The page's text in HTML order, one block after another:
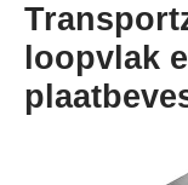
loopvlak